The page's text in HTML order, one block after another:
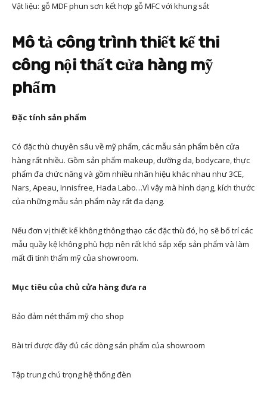
Vật liệu: gỗ MDF phun sơn kết hợp gỗ MFC với khung sắt
Mô tả công trình thiết kế thi
công nội thất cửa hàng mỹ
phẩm
Đặc tính sản phẩm
Có đặc thù chuyên sâu về mỹ phẩm, các mẫu sản phẩm bên cửa
hàng rất nhiều. Gồm sản phẩm makeup, dưỡng da, bodycare, thực
phẩm đa chức năng và gồm nhiều nhãn hiệu khác nhau như 3CE,
Nars, Apeau, Innisfree, Hada Labo…Vì vậy mà hình dạng, kích thước
của những mẫu sản phẩm này rất đa dạng.
Nếu đơn vị thiết kế không thông thạo các đặc thù đó, họ sẽ bố trí các
mẫu quầy kệ không phù hợp nên rất khó sắp xếp sản phẩm và làm
mất đi tính thẩm mỹ của showroom.
Mục tiêu của chủ cửa hàng đưa ra
Bảo đảm nét thẩm mỹ cho shop
Bài trí được đầy đủ các dòng sản phẩm của showroom
Tập trung chú trọng hệ thống đèn